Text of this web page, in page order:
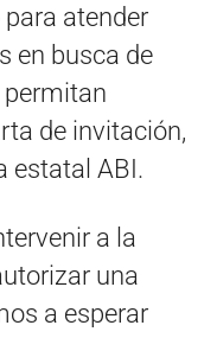
atender
en busca de
permitan
de invitación,
estatal ABI.
a la
una
a esperar